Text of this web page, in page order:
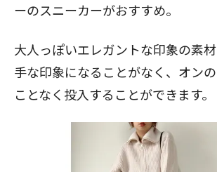
ーのスニーカーがおすすめ。
大人っぽいエレガントな印象の素
手な印象になることがなく、オン
ことなく投入することができます。